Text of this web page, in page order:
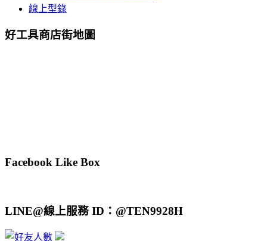
線上型錄
好工具商店街地圖
Facebook Like Box
LINE@線上服務 ID：@TEN9928H